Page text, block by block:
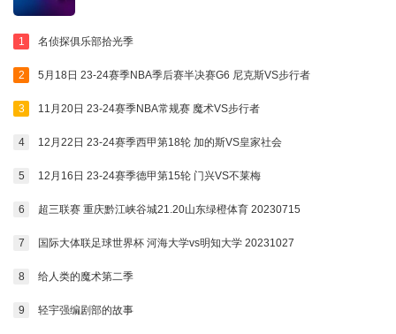
1 名侦探俱乐部拾光季
2 5月18日 23-24赛季NBA季后赛半决赛G6 尼克斯VS步行者
3 11月20日 23-24赛季NBA常规赛 魔术VS步行者
4 12月22日 23-24赛季西甲第18轮 加的斯VS皇家社会
5 12月16日 23-24赛季德甲第15轮 门兴VS不莱梅
6 超三联赛 重庆黔江峡谷城21.20山东绿橙体育 20230715
7 国际大体联足球世界杯 河海大学vs明知大学 20231027
8 给人类的魔术第二季
9 轻宇强编剧部的故事